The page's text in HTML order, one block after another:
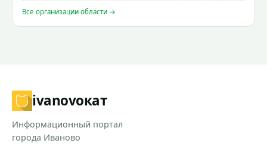
Все организации области →
ivanovoкат
Информационный портал
города Иваново